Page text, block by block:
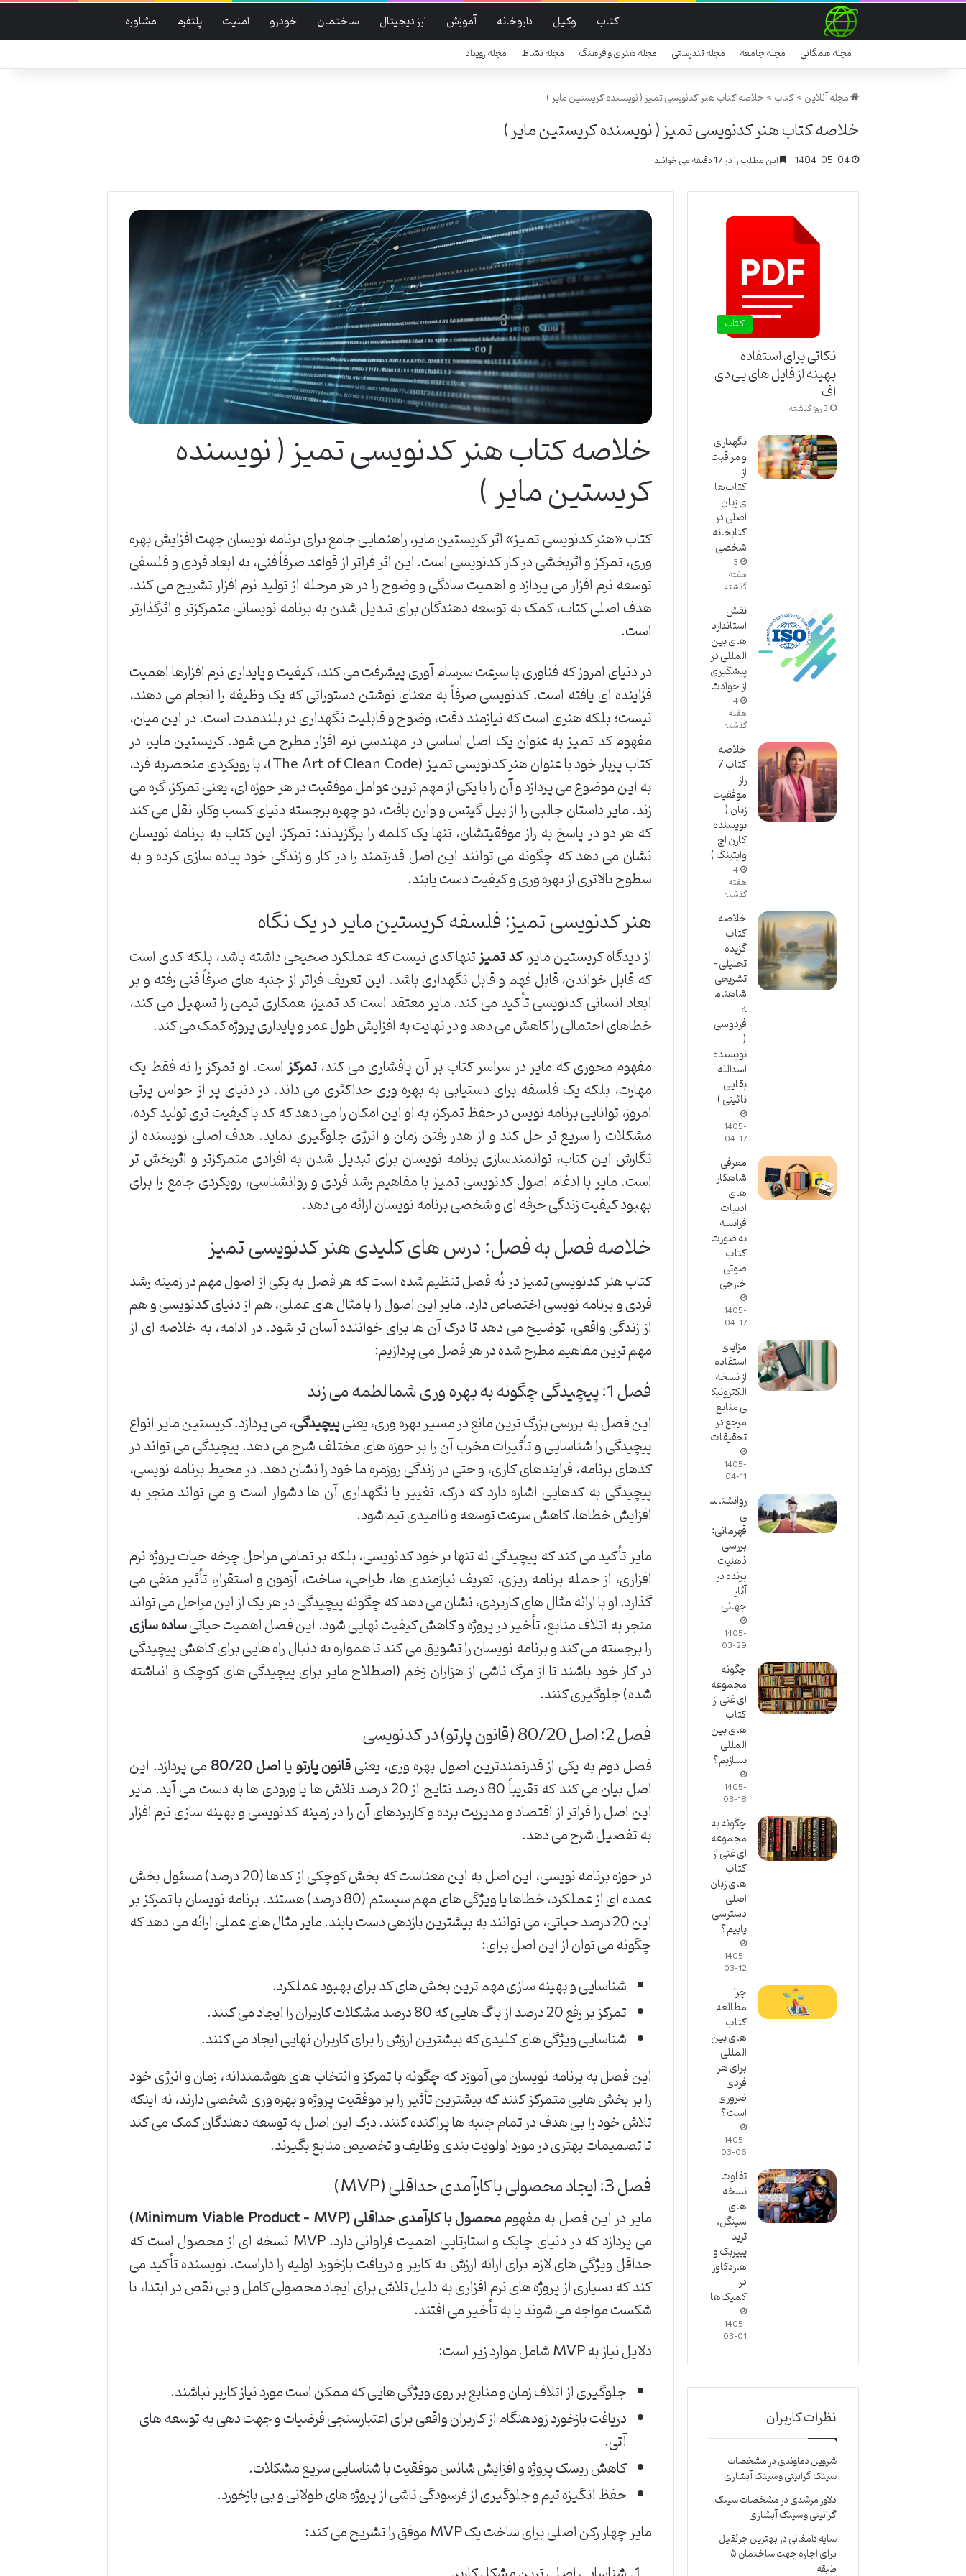
کتاب وکیل داروخانه آموزش ارز دیجیتال ساختمان خودرو امنیت پلتفرم مشاوره
مجله همگانی مجله جامعه مجله تندرستی مجله هنری و فرهنگ مجله نشاط مجله رویداد
مجله آنلاین>کتاب>خلاصه کتاب هنر کدنویسی تمیز ( نویسنده کریستین مایر )
خلاصه کتاب هنر کدنویسی تمیز ( نویسنده کریستین مایر )
1404-05-04 این مطلب را در 17 دقیقه می خوانید
خلاصه کتاب هنر کدنویسی تمیز ( نویسنده
کریستین مایر )
کتاب «هنر کدنویسی تمیز» اثر کریستین مایر، راهنمایی جامع برای برنامه نویسان جهت افزایش بهره
وری، تمرکز و اثربخشی در کار کدنویسی است. این اثر فراتر از قواعد صرفاً فنی، به ابعاد فردی و فلسفی
توسعه نرم افزار می پردازد و اهمیت سادگی و وضوح را در هر مرحله از تولید نرم افزار تشریح می کند.
هدف اصلی کتاب، کمک به توسعه دهندگان برای تبدیل شدن به برنامه نویسانی متمرکزتر و اثرگذارتر
است.
در دنیای امروز که فناوری با سرعت سرسام آوری پیشرفت می کند، کیفیت و پایداری نرم افزارها اهمیت
فزاینده ای یافته است. کدنویسی صرفاً به معنای نوشتن دستوراتی که یک وظیفه را انجام می دهند،
نیست؛ بلکه هنری است که نیازمند دقت، وضوح و قابلیت نگهداری در بلندمدت است. در این میان،
مفهوم کد تمیز به عنوان یک اصل اساسی در مهندسی نرم افزار مطرح می شود. کریستین مایر، در
کتاب پربار خود با عنوان هنر کدنویسی تمیز (The Art of Clean Code)، با رویکردی منحصربه فرد،
به این موضوع می پردازد و آن را با یکی از مهم ترین عوامل موفقیت در هر حوزه ای، یعنی تمرکز، گره می
زند. مایر داستان جالبی را از بیل گیتس و وارن بافت، دو چهره برجسته دنیای کسب وکار، نقل می کند
که هر دو در پاسخ به راز موفقیتشان، تنها یک کلمه را برگزیدند: تمرکز. این کتاب به برنامه نویسان
نشان می دهد که چگونه می توانند این اصل قدرتمند را در کار و زندگی خود پیاده سازی کرده و به
سطوح بالاتری از بهره وری و کیفیت دست یابند.
هنر کدنویسی تمیز: فلسفه کریستین مایر در یک نگاه
از دیدگاه کریستین مایر،کد تمیزتنها کدی نیست که عملکرد صحیحی داشته باشد، بلکه کدی است
که قابل خواندن، قابل فهم و قابل نگهداری باشد. این تعریف فراتر از جنبه های صرفاً فنی رفته و بر
ابعاد انسانی کدنویسی تأکید می کند. مایر معتقد است کد تمیز، همکاری تیمی را تسهیل می کند،
خطاهای احتمالی را کاهش می دهد و در نهایت به افزایش طول عمر و پایداری پروژه کمک می کند.
مفهوم محوری که مایر در سراسر کتاب بر آن پافشاری می کند،تمرکزاست. او تمرکز را نه فقط یک
مهارت، بلکه یک فلسفه برای دستیابی به بهره وری حداکثری می داند. در دنیای پر از حواس پرتی
امروز، توانایی برنامه نویس در حفظ تمرکز، به او این امکان را می دهد که کد با کیفیت تری تولید کرده،
مشکلات را سریع تر حل کند و از هدر رفتن زمان و انرژی جلوگیری نماید. هدف اصلی نویسنده از
نگارش این کتاب، توانمندسازی برنامه نویسان برای تبدیل شدن به افرادی متمرکزتر و اثربخش تر
است. مایر با ادغام اصول کدنویسی تمیز با مفاهیم رشد فردی و روانشناسی، رویکردی جامع را برای
بهبود کیفیت زندگی حرفه ای و شخصی برنامه نویسان ارائه می دهد.
خلاصه فصل به فصل: درس های کلیدی هنر کدنویسی تمیز
کتاب هنر کدنویسی تمیز در نُه فصل تنظیم شده است که هر فصل به یکی از اصول مهم در زمینه رشد
فردی و برنامه نویسی اختصاص دارد. مایر این اصول را با مثال های عملی، هم از دنیای کدنویسی و هم
از زندگی واقعی، توضیح می دهد تا درک آن ها برای خواننده آسان تر شود. در ادامه، به خلاصه ای از
مهم ترین مفاهیم مطرح شده در هر فصل می پردازیم:
فصل 1: پیچیدگی چگونه به بهره وری شما لطمه می زند
این فصل به بررسی بزرگ ترین مانع در مسیر بهره وری، یعنیپیچیدگی، می پردازد. کریستین مایر انواع
پیچیدگی را شناسایی و تأثیرات مخرب آن را بر حوزه های مختلف شرح می دهد. پیچیدگی می تواند در
کدهای برنامه، فرایندهای کاری، و حتی در زندگی روزمره ما خود را نشان دهد. در محیط برنامه نویسی،
پیچیدگی به کدهایی اشاره دارد که درک، تغییر یا نگهداری آن ها دشوار است و می تواند منجر به
افزایش خطاها، کاهش سرعت توسعه و ناامیدی تیم شود.
مایر تأکید می کند که پیچیدگی نه تنها بر خود کدنویسی، بلکه بر تمامی مراحل چرخه حیات پروژه نرم
افزاری، از جمله برنامه ریزی، تعریف نیازمندی ها، طراحی، ساخت، آزمون و استقرار، تأثیر منفی می
گذارد. او با ارائه مثال های کاربردی، نشان می دهد که چگونه پیچیدگی در هر یک از این مراحل می تواند
منجر به اتلاف منابع، تأخیر در پروژه و کاهش کیفیت نهایی شود. این فصل اهمیت حیاتیساده سازی
را برجسته می کند و برنامه نویسان را تشویق می کند تا همواره به دنبال راه هایی برای کاهش پیچیدگی
در کار خود باشند تا از مرگ ناشی از هزاران زخم (اصطلاح مایر برای پیچیدگی های کوچک و انباشته
شده) جلوگیری کنند.
فصل 2: اصل 80/20 (قانون پارتو) در کدنویسی
فصل دوم به یکی از قدرتمندترین اصول بهره وری، یعنیقانون پارتویااصل 80/20
می پردازد. این
اصل بیان می کند که تقریباً 80 درصد نتایج از 20 درصد تلاش ها یا ورودی ها به دست می آید. مایر
این اصل را فراتر از اقتصاد و مدیریت برده و کاربردهای آن را در زمینه کدنویسی و بهینه سازی نرم افزار
به تفصیل شرح می دهد.
در حوزه برنامه نویسی، این اصل به این معناست که بخش کوچکی از کدها (20 درصد) مسئول بخش
عمده ای از عملکرد، خطاها یا ویژگی های مهم سیستم (80 درصد) هستند. برنامه نویسان با تمرکز بر
این 20 درصد حیاتی، می توانند به بیشترین بازدهی دست یابند. مایر مثال های عملی ارائه می دهد که
چگونه می توان از این اصل برای:
شناسایی و بهینه سازی مهم ترین بخش های کد برای بهبود عملکرد.
تمرکز بر رفع 20 درصد از باگ هایی که 80 درصد مشکلات کاربران را ایجاد می کنند.
شناسایی ویژگی های کلیدی که بیشترین ارزش را برای کاربران نهایی ایجاد می کنند.
این فصل به برنامه نویسان می آموزد که چگونه با تمرکز و انتخاب های هوشمندانه، زمان و انرژی خود
را بر بخش هایی متمرکز کنند که بیشترین تأثیر را بر موفقیت پروژه و بهره وری شخصی دارند، نه اینکه
تلاش خود را بی هدف در تمام جنبه ها پراکنده کنند. درک این اصل به توسعه دهندگان کمک می کند
تا تصمیمات بهتری در مورد اولویت بندی وظایف و تخصیص منابع بگیرند.
فصل 3: ایجاد محصولی با کارآمدی حداقلی (MVP)
مایر در این فصل به مفهوممحصول با کارآمدی حداقلی (Minimum Viable Product – MVP)
می پردازد که در دنیای چابک و استارتاپی اهمیت فراوانی دارد. MVP نسخه ای از محصول است که
حداقل ویژگی های لازم برای ارائه ارزش به کاربر و دریافت بازخورد اولیه را داراست. نویسنده تأکید می
کند که بسیاری از پروژه های نرم افزاری به دلیل تلاش برای ایجاد محصولی کامل و بی نقص در ابتدا، با
شکست مواجه می شوند یا به تأخیر می افتند.
دلایل نیاز به MVP شامل موارد زیر است:
جلوگیری از اتلاف زمان و منابع بر روی ویژگی هایی که ممکن است مورد نیاز کاربر نباشند.
دریافت بازخورد زودهنگام از کاربران واقعی برای اعتبارسنجی فرضیات و جهت دهی به توسعه های
آتی.
کاهش ریسک پروژه و افزایش شانس موفقیت با شناسایی سریع مشکلات.
حفظ انگیزه تیم و جلوگیری از فرسودگی ناشی از پروژه های طولانی و بی بازخورد.
مایر چهار رکن اصلی برای ساخت یک MVP موفق را تشریح می کند:
کتاب
نکاتی برای استفاده
بهینه از فایل های پی دی
اف
3 روز گذشته
نگهداری
و مراقبت
از
کتاب‌ها
ی زبان
اصلی در
کتابخانه
شخصی
3
هفته
گذشته
نقش
استاندارد
های بین
المللی در
پیشگیری
از حوادث
4
هفته
گذشته
خلاصه
کتاب 7
راز
موفقیت
زنان (
نویسنده
کارن اچ
وایتینگ )
4
هفته
گذشته
خلاصه
کتاب
گزیده
تحلیلی –
تشریحی
شاهنام
ه
فردوسی
(
نویسنده
اسدالله
بقایی
نائینی )
1405-
04-17
معرفی
شاهکار
های
ادبیات
فرانسه
به صورت
کتاب
صوتی
خارجی
1405-
04-17
مزایای
استفاده
از نسخه
الکترونیک
ی منابع
مرجع در
تحقیقات
1405-
04-11
روانشناس
ی
قهرمانی:
بررسی
ذهنیت
برنده در
آثار
جهانی
1405-
03-29
چگونه
مجموعه
ای غنی از
کتاب
های بین
المللی
بسازیم؟
1405-
03-18
چگونه به
مجموعه
ای غنی از
کتاب
های زبان
اصلی
دسترسی
یابیم؟
1405-
03-12
چرا
مطالعه
کتاب
های بین
المللی
برای هر
فردی
ضروری
است؟
1405-
03-06
تفاوت
نسخه
های
سینگل،
ترید
پیپربک و
هاردکاور
در
کمیک‌ها
1405-
03-01
نظرات کاربران
شروین دماوندیدرمشخصات
سینک گرانیتی و سینک آبشاری
دلاور مرشدیدرمشخصات سینک
گرانیتی و سینک آبشاری
سایه دامغانیدربهترین جرثقیل
برای اجاره جهت ساختمان ۵
طبقه